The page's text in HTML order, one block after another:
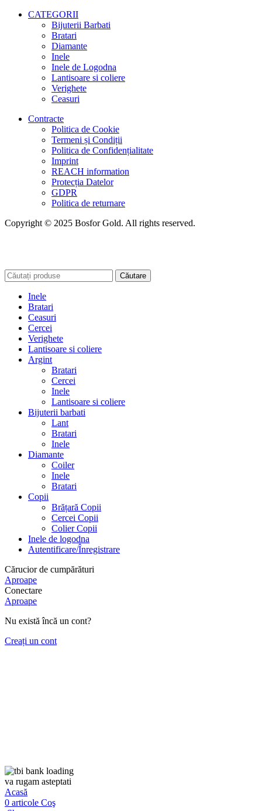
CATEGORII
Bijuterii Barbati
Bratari
Diamante
Inele
Inele de Logodna
Lantisoare si coliere
Verighete
Ceasuri
Contracte
Politica de Cookie
Termeni și Condiții
Politica de Confidențialitate
Imprint
REACH information
Protecția Datelor
GDPR
Politica de returnare
Copyright © 2025 Bosfor Gold. All rights reserved.
Căutare
Inele
Bratari
Ceasuri
Cercei
Verighete
Lantisoare si coliere
Argint
Bratari
Cercei
Inele
Lantisoare si coliere
Bijuterii barbati
Lant
Bratari
Inele
Diamante
Coiler
Inele
Bratari
Copii
Brățară Copii
Cercei Copii
Colier Copii
Inele de logodna
Autentificare/Înregistrare
Cărucior de cumpărături
Aproape
Conectare
Aproape
Nu există încă un cont?
Creați un cont
va rugam asteptati
Acasă
0 articole Coş